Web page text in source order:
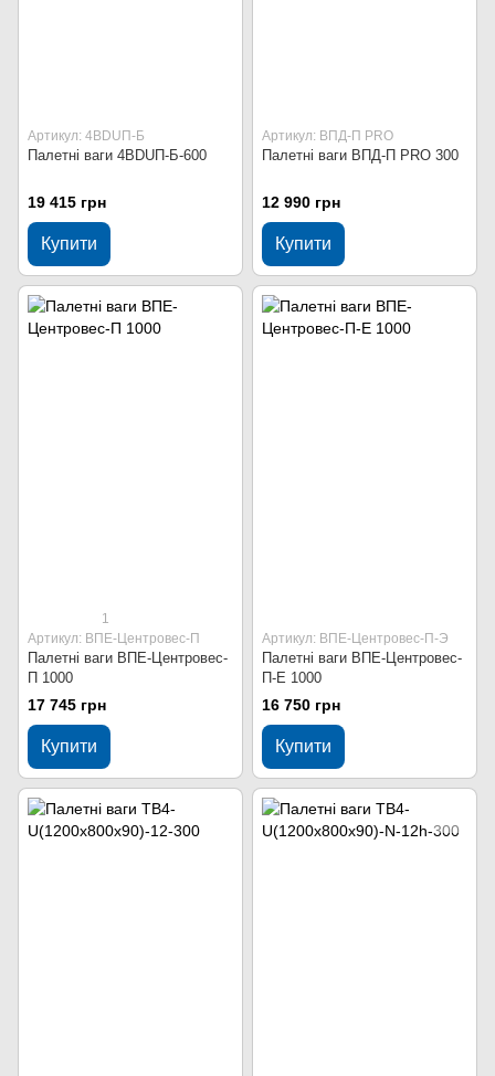
Артикул: 4BDUП-Б
Палетні ваги 4BDUП-Б-600
19 415 грн
Купити
Артикул: ВПД-П PRO
Палетні ваги ВПД-П PRO 300
12 990 грн
Купити
1
Артикул: ВПЕ-Центровес-П
Палетні ваги ВПЕ-Центровес-
П 1000
17 745 грн
Купити
Артикул: ВПЕ-Центровес-П-Э
Палетні ваги ВПЕ-Центровес-
П-Е 1000
16 750 грн
Купити